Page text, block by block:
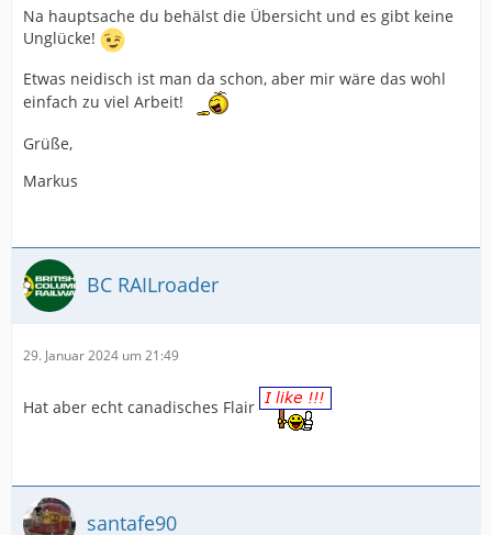
Na hauptsache du behälst die Übersicht und es gibt keine
Unglücke!
Etwas neidisch ist man da schon, aber mir wäre das wohl
einfach zu viel Arbeit!
Grüße,
Markus
BC RAILroader
29. Januar 2024 um 21:49
Hat aber echt canadisches Flair
santafe90